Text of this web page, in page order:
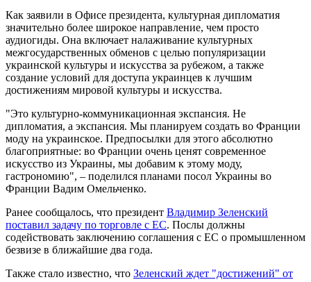
Как заявили в Офисе президента, культурная дипломатия
значительно более широкое направление, чем просто
аудиогиды. Она включает налаживание культурных
межгосударственных обменов с целью популяризации
украинской культуры и искусства за рубежом, а также
создание условий для доступа украинцев к лучшим
достижениям мировой культуры и искусства.
"Это культурно-коммуникационная экспансия. Не
дипломатия, а экспансия. Мы планируем создать во Франции
моду на украинское. Предпосылки для этого абсолютно
благоприятные: во Франции очень ценят современное
искусство из Украины, мы добавим к этому моду,
гастрономию", – поделился планами посол Украины во
Франции Вадим Омельченко.
Ранее сообщалось, что президент Владимир Зеленский
поставил задачу по торговле с ЕС. Послы должны
содействовать заключению соглашения с ЕС о промышленном
безвизе в ближайшие два года.
Также стало известно, что Зеленский ждет "достижений" от